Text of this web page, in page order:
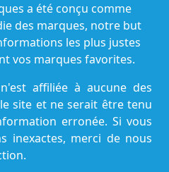
a été conçu comme
des marques, notre but
les plus justes
vos marques favorites.
affiliée à aucune des
site et ne serait être tenu
erronée. Si vous
inexactes, merci de nous